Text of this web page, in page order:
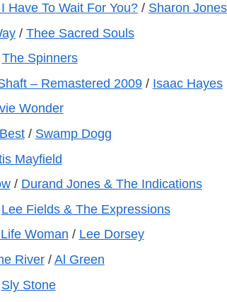
Have To Wait For You?/ Sharon
/ Thee Sacred Souls
The Spinners
– Remastered 2009/ Isaac Hayes
Wonder
/ Swamp Dogg
Mayfield
/ Durand Jones & The Indications
Lee Fields & The Expressions
Woman / Lee Dorsey
River/ Al Green
Sly Stone